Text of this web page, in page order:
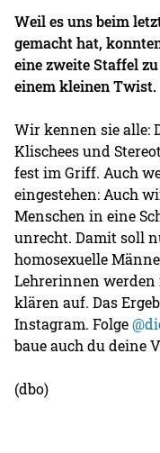
Weil es uns beim
gemacht hat,
eine zweite Staffel
einem kleinen Twist.
Wir kennen sie alle:
Klischees und
fest im Griff. Auch
eingestehen: Auch
Menschen in eine
unrecht. Damit soll
homosexuelle
Lehrerinnen
klären auf. Das
Instagram. Folge
baue auch du deine
(dbo)